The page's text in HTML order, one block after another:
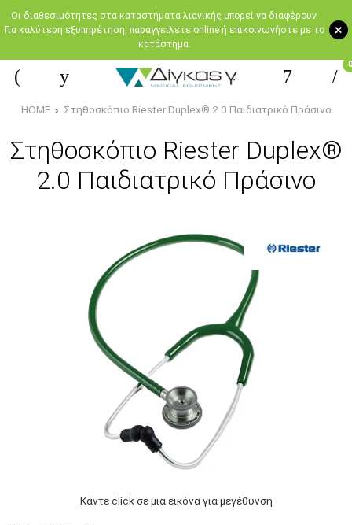
+
Oι διαθεσιμότητες στα καταστήματα λιανικής μπορεί να διαφέρουν.
Για καλύτερη εξυπηρέτηση, παραγγείλετε online ή επικοινωνήστε με το
κατάστημα.
0
HOME Στηθοσκόπιο Riester Duplex® 2.0 Παιδιατρικό Πράσινο
Στηθοσκόπιο Riester Duplex®
2.0 Παιδιατρικό Πράσινο
Κάντε click σε μια εικόνα για μεγέθυνση